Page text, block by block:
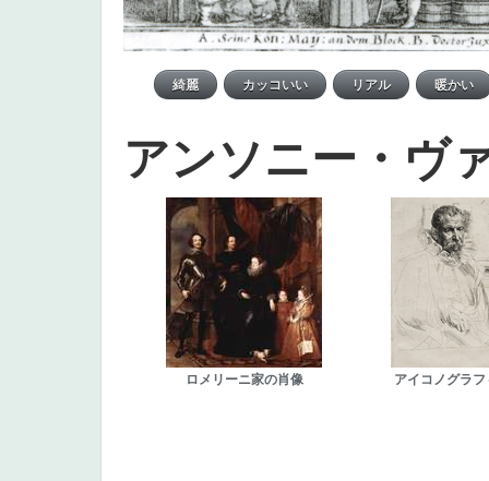
アンソニー・ヴ
ロメリーニ家の肖像 アイコノグラフ